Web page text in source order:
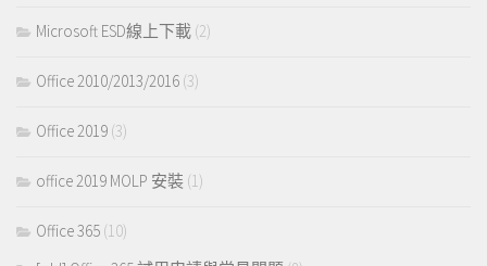
Microsoft ESD線上下載 (2)
Office 2010/2013/2016 (3)
Office 2019 (3)
office 2019 MOLP 安裝 (1)
Office 365 (10)